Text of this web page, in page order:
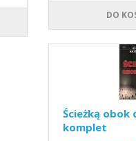
DO
Ścieżką obok
komplet